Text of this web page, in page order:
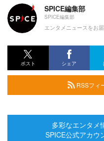
SPICE編集部
SPICE編集部
エンタメニュースをお届
ポスト シェア
RSSフィ
多彩なエンタメ
SPICE公式アカウ